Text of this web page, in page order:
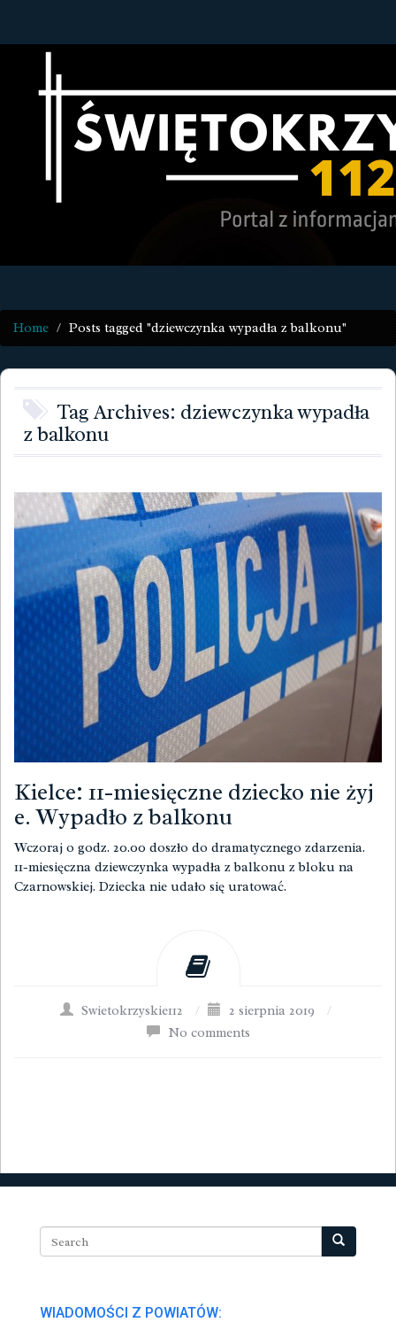
Home Posts tagged "dziewczynka wypadła z balkonu"
Tag Archives: dziewczynka wypadła
z balkonu
Kielce: 11-miesięczne dziecko nie żyj
e. Wypadło z balkonu
Wczoraj o godz. 20.00 doszło do dramatycznego zdarzenia.
11-miesięczna dziewczynka wypadła z balkonu z bloku na
Czarnowskiej. Dziecka nie udało się uratować.
Swietokrzyskie112 / 2 sierpnia 2019
/
No comments
WIADOMOŚCI Z POWIATÓW: